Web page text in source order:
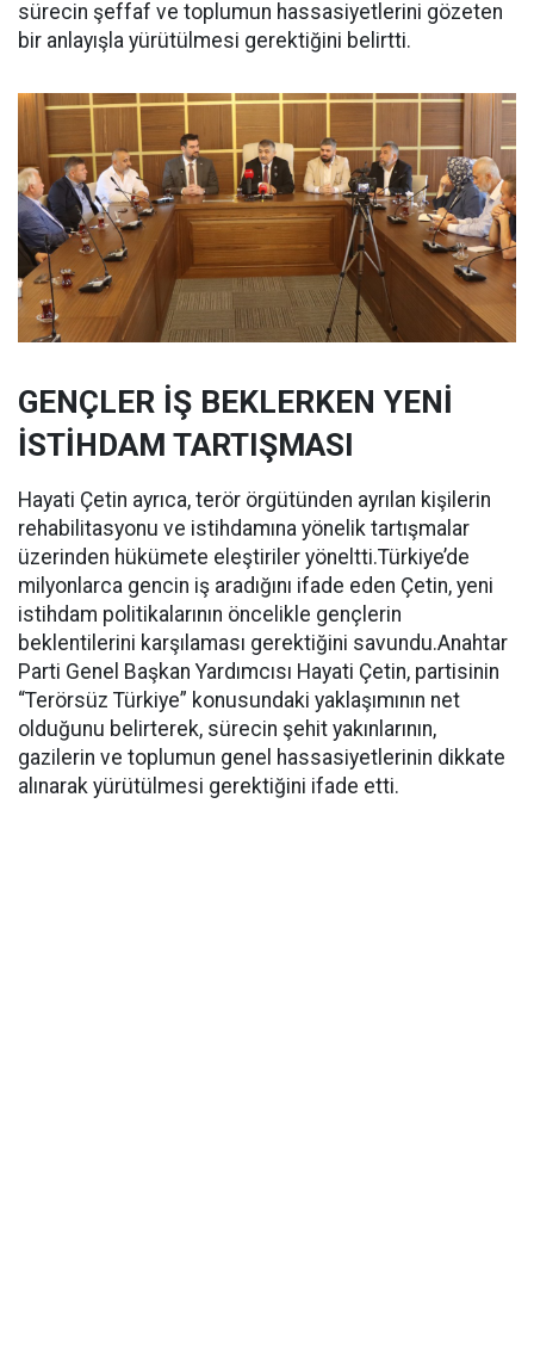
sürecin şeffaf ve toplumun hassasiyetlerini gözeten
bir anlayışla yürütülmesi gerektiğini belirtti.
GENÇLER İŞ BEKLERKEN YENİ
İSTİHDAM TARTIŞMASI
Hayati Çetin ayrıca, terör örgütünden ayrılan kişilerin
rehabilitasyonu ve istihdamına yönelik tartışmalar
üzerinden hükümete eleştiriler yöneltti.Türkiye’de
milyonlarca gencin iş aradığını ifade eden Çetin, yeni
istihdam politikalarının öncelikle gençlerin
beklentilerini karşılaması gerektiğini savundu.Anahtar
Parti Genel Başkan Yardımcısı Hayati Çetin, partisinin
“Terörsüz Türkiye” konusundaki yaklaşımının net
olduğunu belirterek, sürecin şehit yakınlarının,
gazilerin ve toplumun genel hassasiyetlerinin dikkate
alınarak yürütülmesi gerektiğini ifade etti.